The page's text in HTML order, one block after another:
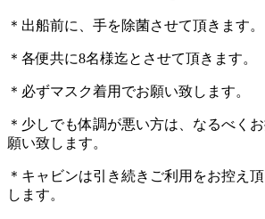
＊出船前に、手を除菌させて頂きます。
＊各便共に8名様迄とさせて頂きます。
＊必ずマスク着用でお願い致します。
＊少しでも体調が悪い方は、なるべく
願い致します。
＊キャビンは引き続きご利用をお控え
します。